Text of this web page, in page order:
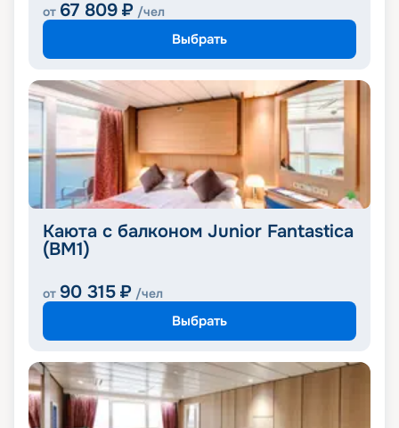
от 67 809 ₽ /чел
Выбрать
Каюта с балконом Junior Fantastica
(BM1)
от 90 315 ₽ /чел
Выбрать